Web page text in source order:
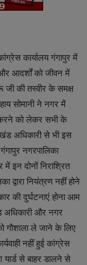
कार्यालय गंगापुर में
और आदर्शों को जीवन में
जी की तस्वीर के समक्ष
सोमानी ने नगर में
करने को लेकर सभी के
अधिकारी से भी इस
नगरपालिका
इन दोनों निराश्रित
द्वारा नियंत्रण नहीं होने
की दुर्घटनाएं होना आम
अधिकारी और नगर
गौशाला ले जाने के लिए
नहीं हुई कांग्रेस
से बाहर डालने से